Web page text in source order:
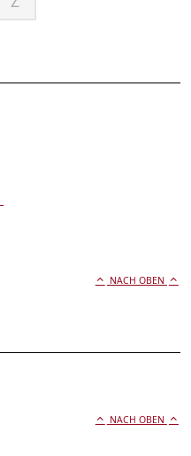
NACH OBEN
NACH OBEN